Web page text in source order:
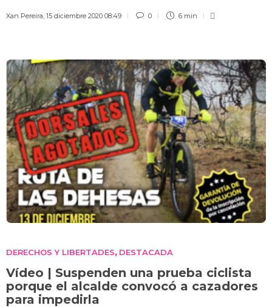
Xan Pereira 15 diciembre 2020 08:49 0 6 min
DERECHOS Y LIBERTADES, DESTACADA
Vídeo | Suspenden una prueba ciclista
porque el alcalde convocó a cazadores
para impedirla